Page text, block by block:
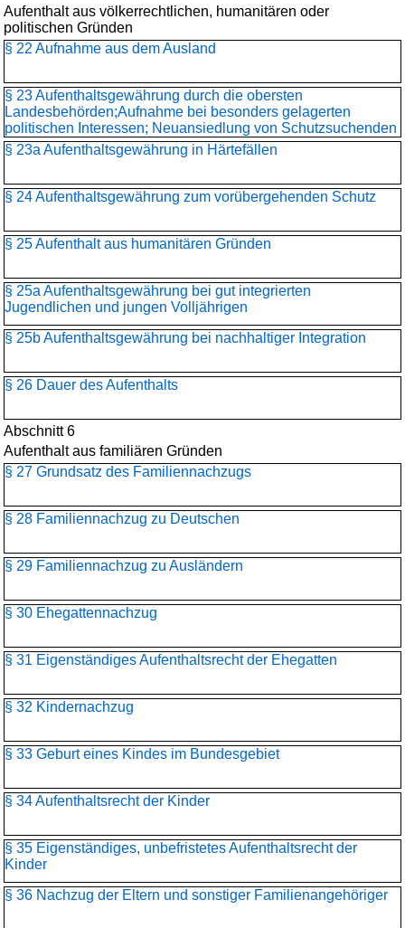
Aufenthalt aus völkerrechtlichen, humanitären oder
politischen Gründen
§ 22 Aufnahme aus dem Ausland
§ 23 Aufenthaltsgewährung durch die obersten
Landesbehörden;Aufnahme bei besonders gelagerten
politischen Interessen; Neuansiedlung von Schutzsuchenden
§ 23a Aufenthaltsgewährung in Härtefällen
§ 24 Aufenthaltsgewährung zum vorübergehenden Schutz
§ 25 Aufenthalt aus humanitären Gründen
§ 25a Aufenthaltsgewährung bei gut integrierten
Jugendlichen und jungen Volljährigen
§ 25b Aufenthaltsgewährung bei nachhaltiger Integration
§ 26 Dauer des Aufenthalts
Abschnitt 6
Aufenthalt aus familiären Gründen
§ 27 Grundsatz des Familiennachzugs
§ 28 Familiennachzug zu Deutschen
§ 29 Familiennachzug zu Ausländern
§ 30 Ehegattennachzug
§ 31 Eigenständiges Aufenthaltsrecht der Ehegatten
§ 32 Kindernachzug
§ 33 Geburt eines Kindes im Bundesgebiet
§ 34 Aufenthaltsrecht der Kinder
§ 35 Eigenständiges, unbefristetes Aufenthaltsrecht der
Kinder
§ 36 Nachzug der Eltern und sonstiger Familienangehöriger